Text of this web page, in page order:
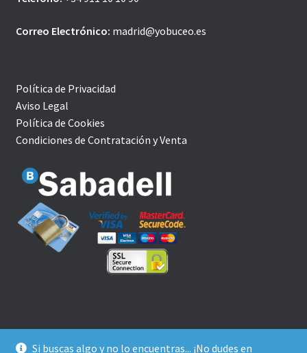
Correo Electrónico: madrid@yobuceo.es
Política de Privacidad
Aviso Legal
Política de Cookies
Condiciones de Contratación y Venta
Si buscas algo y no lo encuentras... ¡No dudes en